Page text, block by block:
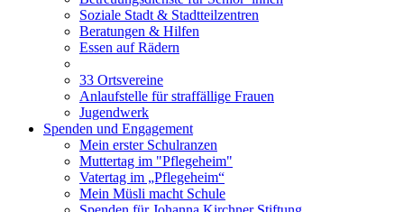
Soziale Stadt & Stadtteilzentren
Beratungen & Hilfen
Essen auf Rädern
33 Ortsvereine
Anlaufstelle für straffällige Frauen
Jugendwerk
Spenden und Engagement
Mein erster Schulranzen
Muttertag im "Pflegeheim"
Vatertag im „Pflegeheim“
Mein Müsli macht Schule